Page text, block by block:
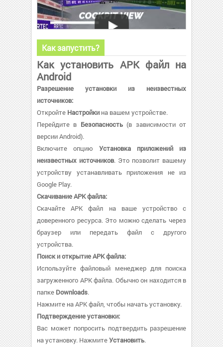
Как запустить?
Как установить APK файл на
Android
Разрешение установки из неизвестных
источников:
Откройте Настройки на вашем устройстве.
Перейдите в Безопасность(в зависимости от
версии Android).
Включите опцию Установка приложений из
неизвестных источников. Это позволит вашему
устройству устанавливать приложения не из
Google Play.
Скачивание APK файла:
Скачайте APK файл на ваше устройство с
доверенного ресурса. Это можно сделать через
браузер или передать файл с другого
устройства.
Поиск и открытие APK файла:
Используйте файловый менеджер для поиска
загруженного APK файла. Обычно он находится в
папке Downloads.
Нажмите на APK файл, чтобы начать установку.
Подтверждение установки:
Вас может попросить подтвердить разрешение
на установку. НажмитеУстановить.